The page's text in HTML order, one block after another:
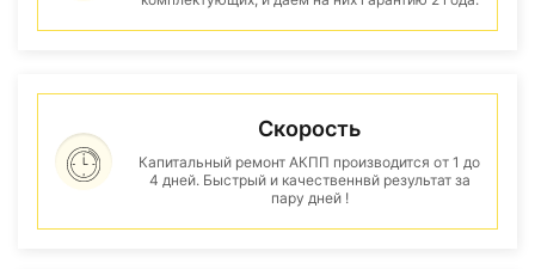
Скорость
Капитальный ремонт АКПП производится от 1 до
4 дней. Быстрый и качественнвй результат за
пару дней !